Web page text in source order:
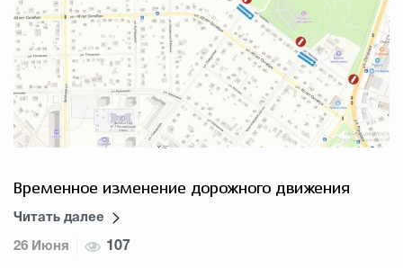
Временное изменение дорожного движения
Читать далее
26 Июня 107